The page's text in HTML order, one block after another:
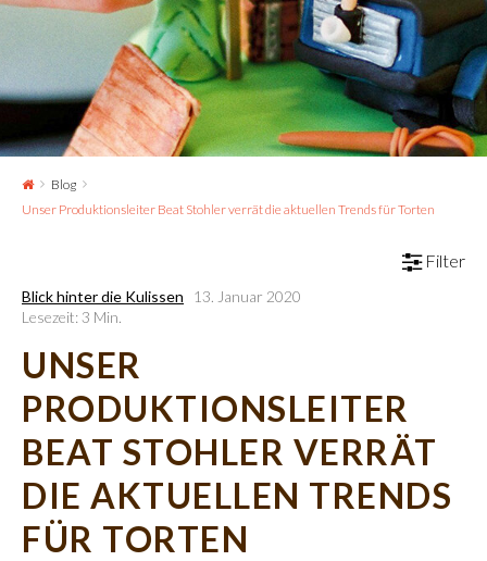
Blog
Unser Produktionsleiter Beat Stohler verrät die aktuellen Trends für Torten
Filter
Blick hinter die Kulissen
13. Januar 2020
Lesezeit: 3 Min.
UNSER
PRODUKTIONSLEITER
BEAT STOHLER VERRÄT
DIE AKTUELLEN TRENDS
FÜR TORTEN